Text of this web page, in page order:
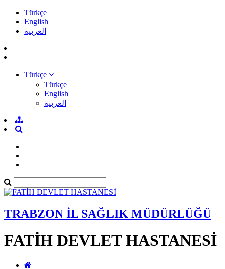
Türkçe
English
العربية
Türkçe
Türkçe
English
العربية
TRABZON İL SAĞLIK MÜDÜRLÜĞÜ
FATİH DEVLET HASTANESİ